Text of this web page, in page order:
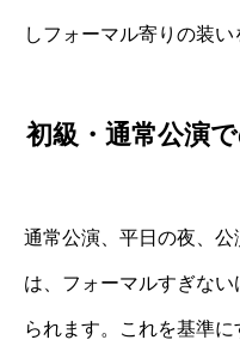
しフォーマル寄りの装い
初級・通常公演
通常公演、平日の夜、
は、フォーマルすぎな
られます。これを基準